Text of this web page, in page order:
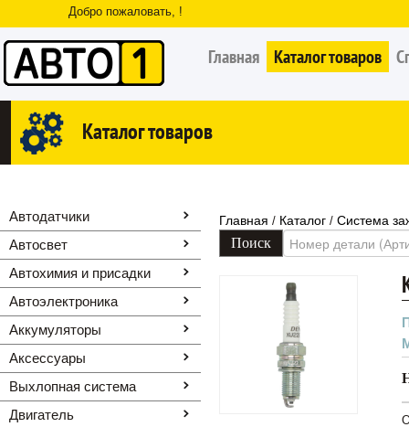
Добро пожаловать, !
Главная Каталог товаров
Каталог товаров
Автодатчики
Автосвет
Автохимия и присадки
Автоэлектроника
Аккумуляторы
Аксессуары
Выхлопная система
Двигатель
Главная / Каталог / Система